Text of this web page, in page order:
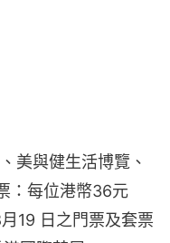
美與健生活博覽、
：每位港幣36元
19 日之門票及套票